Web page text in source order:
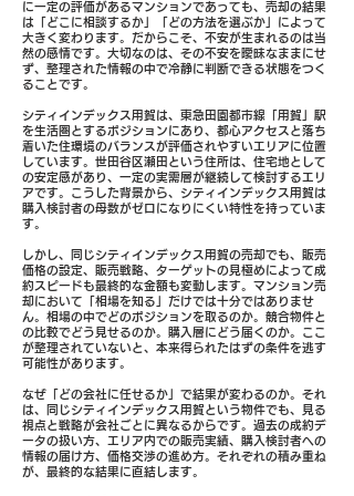
に一定の評価があるマンションであっても、売却の結果
は「どこに相談するか」「どの方法を選ぶか」によって
大きく変わります。だからこそ、不安が生まれるのは当
然の感情です。大切なのは、その不安を曖昧なままにせ
ず、整理された情報の中で冷静に判断できる状態をつく
ることです。
シティインデックス用賀は、東急田園都市線「用賀」駅
を生活圏とするポジションにあり、都心アクセスと落ち
着いた住環境のバランスが評価されやすいエリアに位置
しています。世田谷区瀬田という住所は、住宅地として
の安定感があり、一定の実需層が継続して検討するエリ
アです。こうした背景から、シティインデックス用賀は
購入検討者の母数がゼロになりにくい特性を持っていま
す。
しかし、同じシティインデックス用賀の売却でも、販売
価格の設定、販売戦略、ターゲットの見極めによって成
約スピードも最終的な金額も変動します。マンション売
却において「相場を知る」だけでは十分ではありませ
ん。相場の中でどのポジションを取るのか。競合物件と
の比較でどう見せるのか。購入層にどう届くのか。ここ
が整理されていないと、本来得られたはずの条件を逃す
可能性があります。
なぜ「どの会社に任せるか」で結果が変わるのか。それ
は、同じシティインデックス用賀という物件でも、見る
視点と戦略が会社ごとに異なるからです。過去の成約デ
ータの扱い方、エリア内での販売実績、購入検討者への
情報の届け方、価格交渉の進め方。それぞれの積み重ね
が、最終的な結果に直結します。